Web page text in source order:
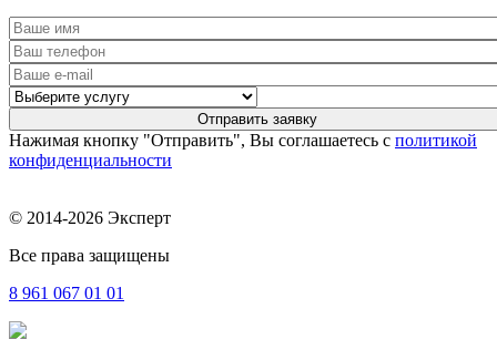
Нажимая кнопку "Отправить", Вы соглашаетесь с политикой
конфиденциальности
© 2014-2026 Эксперт
Все права защищены
8 961 067 01 01